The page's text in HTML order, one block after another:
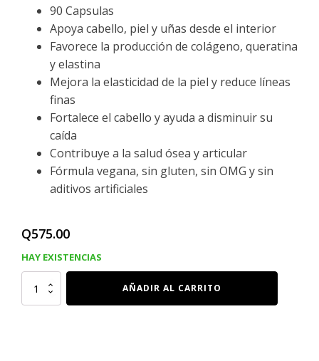
90 Capsulas
Apoya cabello, piel y uñas desde el interior
Favorece la producción de colágeno, queratina
y elastina
Mejora la elasticidad de la piel y reduce líneas
finas
Fortalece el cabello y ayuda a disminuir su
caída
Contribuye a la salud ósea y articular
Fórmula vegana, sin gluten, sin OMG y sin
aditivos artificiales
Q575.00
HAY EXISTENCIAS
SUPLEMENTO
CON
AÑADIR AL CARRITO